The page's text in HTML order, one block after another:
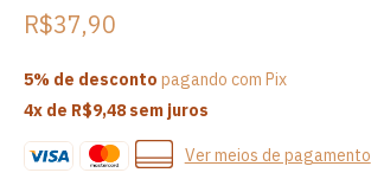
R$37,90
5% de desconto pagando com Pix
4x de R$9,48sem juros
Ver meios de pagamento